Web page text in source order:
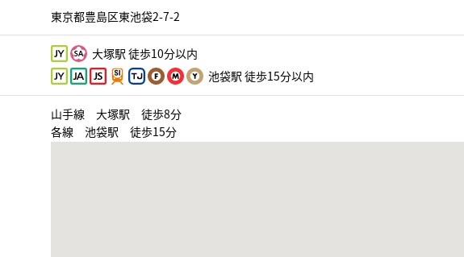
東京都豊島区東池袋2-7-2
大塚駅 徒歩10分以内
池袋駅 徒歩15分以内
山手線 大塚駅 徒歩8分
各線 池袋駅 徒歩15分